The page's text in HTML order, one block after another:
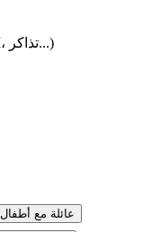
قائمة التحقق قبل الرحلة (تأشيرة، eSIM، تذاكر...)
عائلة مع أطفال